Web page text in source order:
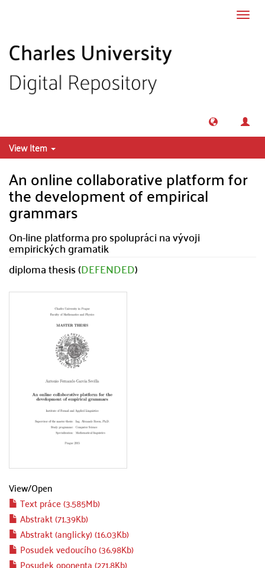
View Item
An online collaborative platform for
the development of empirical
grammars
On-line platforma pro spolupráci na vývoji
empirických gramatik
diploma thesis (DEFENDED)
View/Open
Text práce (3.585Mb)
Abstrakt (71.39Kb)
Abstrakt (anglicky) (16.03Kb)
Posudek vedoucího (36.98Kb)
Posudek oponenta (271.8Kb)